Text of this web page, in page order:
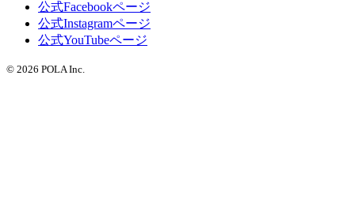
公式Facebookページ
公式Instagramページ
公式YouTubeページ
© 2026 POLA Inc.